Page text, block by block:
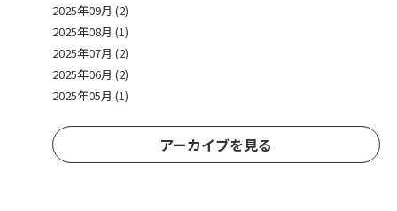
2025年09月 (2)
2025年08月 (1)
2025年07月 (2)
2025年06月 (2)
2025年05月 (1)
アーカイブを見る